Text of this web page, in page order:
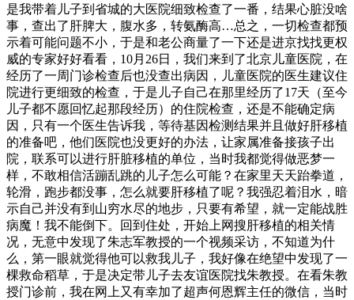
是我带着儿子到省城的大医院细致检查了一番，结果心脏没啥
事，查出了肝脾大，腹水多，转氨酶高…总之，一切检查都预
示着可能问题不小，于是和老公商量了一下还是进京找找更权
威的专家好好看看，10月26日，我们来到了北京儿童医院，在
经历了一周门诊检查后也没查出病因，儿童医院的医生建议住
院进行更细致的检查，于是儿子自己在那里经历了17天（至今
儿子都不愿回忆起那段经历）的住院检查，还是不能确定病
因，只有一个医生告诉我，等待基因检测结果并且做好肝移植
的准备吧，他们医院也没更好的办法，让家属准备接孩子出
院，联系可以进行肝脏移植的单位，当时我都觉得做恶梦一
样，不敢相信活蹦乱跳的儿子怎么可能？在家里天天跆拳道，
轮滑，跑步都没事，怎么就要肝移植了呢？我强忍着泪水，暗
示自己并没有到山穷水尽的地步，只要有希望，就一定能战胜
病魔！我不能倒下。回到住处，开始上网搜肝移植的相关情
况，无意中发现了朱志军教授的一个视频采访，不知道为什
么，第一眼就觉得他可以救我儿子，我好像在绝望中发现了一
棵救命稻草，于是决定带儿子去友谊医院找朱教授。在看朱教
授门诊前，我在网上又有幸加了超声何恩辉主任的微信，当时